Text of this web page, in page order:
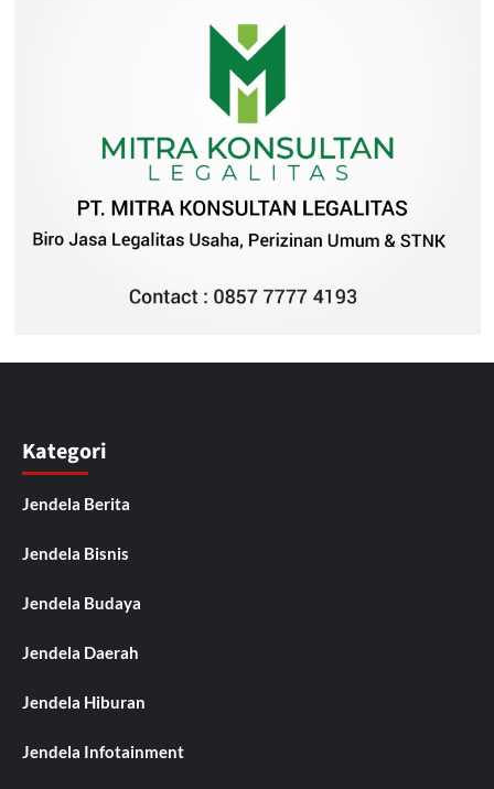
Kategori
Jendela Berita
Jendela Bisnis
Jendela Budaya
Jendela Daerah
Jendela Hiburan
Jendela Infotainment